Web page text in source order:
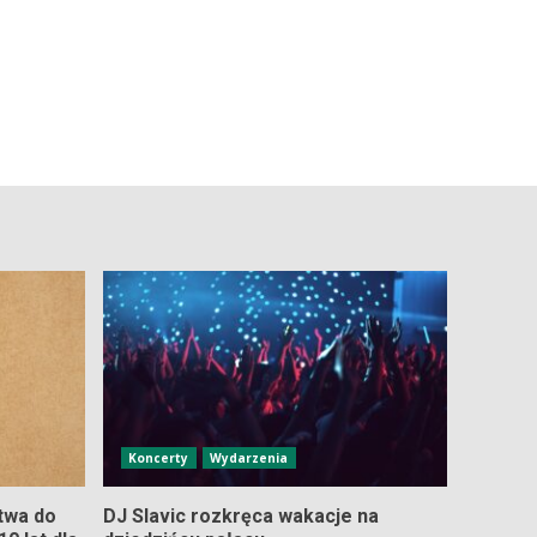
do
Koncerty Wydarzenia
DJ Slavic rozkręca wakacje na